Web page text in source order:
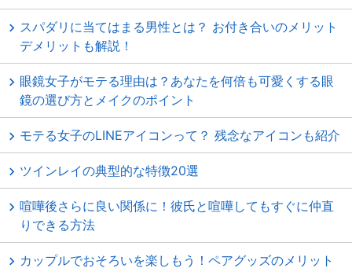
スパダリに当てはまる男性とは？ お付き合いのメリット
デメリットも解説！
眼鏡女子がモテる理由は？あなたを何倍も可愛くする眼
鏡の選び方とメイクのポイント
モテる女子のLINEアイコンって？ 残念なアイコンも紹介
ツインレイの典型的な特徴20選
喧嘩後さらに良い関係に！彼氏と喧嘩してもすぐに仲直
りできる方法
カップルでおそろいを楽しもう！ペアグッズのメリット